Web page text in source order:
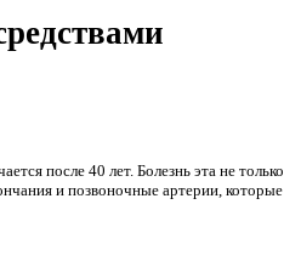
после 40 лет. Болезнь эта не только
и позвоночные артерии, которые